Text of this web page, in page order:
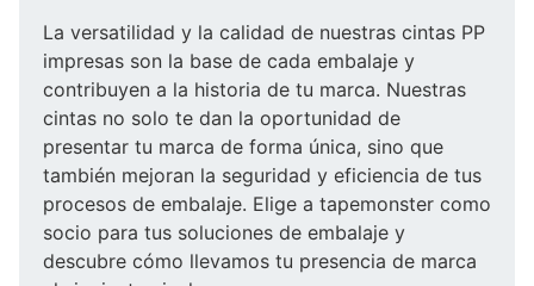
La versatilidad y la calidad de nuestras cintas PP
impresas son la base de cada embalaje y
contribuyen a la historia de tu marca. Nuestras
cintas no solo te dan la oportunidad de
presentar tu marca de forma única, sino que
también mejoran la seguridad y eficiencia de tus
procesos de embalaje. Elige a tapemonster como
socio para tus soluciones de embalaje y
descubre cómo llevamos tu presencia de marca